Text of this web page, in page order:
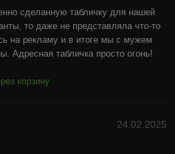
сделанную табличку для нашей
то даже не представляла что-то
на рекламу и в итоге мы с мужем
Адресная табличка просто огонь!
корзину
24.02.2025